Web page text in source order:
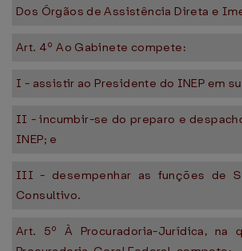
Dos Órgãos de Assistência Direta e
Art. 4º Ao Gabinete compete:
I - assistir ao Presidente do INEP em
II - incumbir-se do preparo e
INEP; e
III - desempenhar as funções de
Consultivo.
Art. 5º À Procuradoria-Jurídica, na